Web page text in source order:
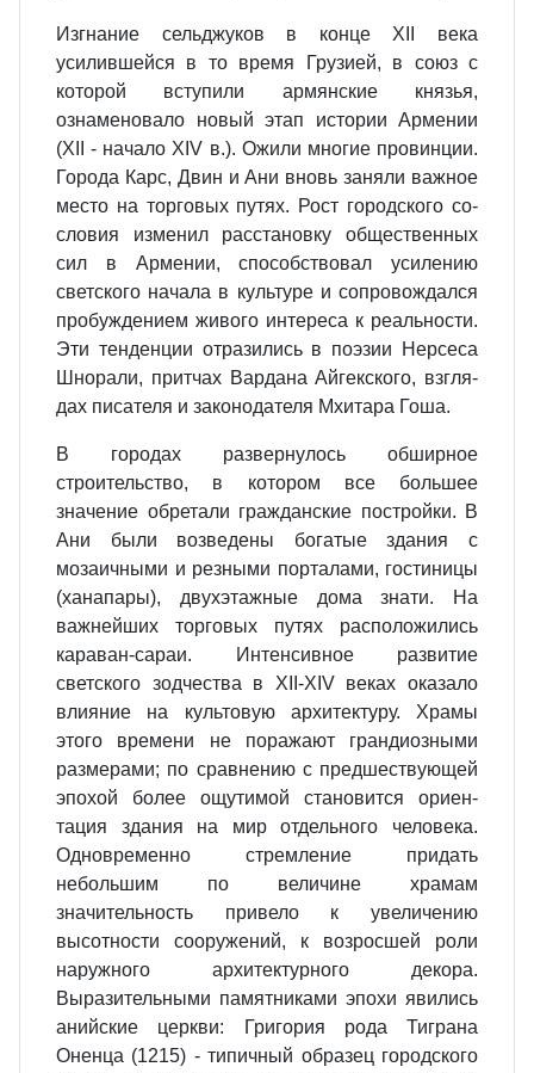
Изгнание сельджуков в конце XII века
усилившейся в то время Гру­зией, в союз с
которой вступили ар­мянские князья,
ознаменовало но­вый этап истории Армении
(XII - начало XIV в.). Ожили многие про­винции.
Города Карс, Двин и Ани вновь заняли важное
место на тор­говых путях. Рост городского со­
словия изменил расстановку об­щественных
сил в Армении, спо­собствовал усилению
светского на­чала в культуре и сопровождался
пробуждением живого интереса к реальности.
Эти тенденции отрази­лись в поэзии Нерсеса
Шнорали, притчах Вардана Айгекского, взгля­
дах писателя и законодателя Мхи­тара Гоша.
В городах развернулось обширное
строительство, в котором все боль­шее
значение обретали гражданские постройки. В
Ани были возведены богатые здания с
мозаичными и резными порталами, гостиницы
(ханапары), двухэтажные дома знати. На
важнейших торговых путях рас­положились
караван-сараи. Интенсивное развитие
светского зод­чества в XII-XIV веках оказало
влияние на культовую архитектуру. Храмы
этого времени не поражают грандиозными
размерами; по срав­нению с предшествующей
эпохой более ощутимой становится ориен­
тация здания на мир отдельного че­ловека.
Одновременно стремление придать
небольшим по величине хра­мам
значительность привело к уве­личению
высотности сооружений, к возросшей роли
наружного архи­тектурного декора.
Выразитель­ными памятниками эпохи явились
анийские церкви: Григория рода Тиграна
Оненца (1215) - типичный образец городского